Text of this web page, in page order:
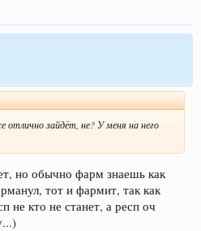
зайдёт, не? У меня на него
но обычно фарм знаешь как
тот и фармит, так как
не кто не станет, а респ оч